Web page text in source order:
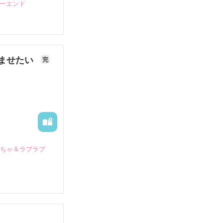
エンド
せたい 完
ゃ＆ラブラブ
閥御曹司に